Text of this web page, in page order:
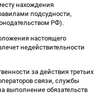
нахождения
подсудности,
РФ).
настоящего
недействительности
за действия третьих
связи, службы
выполнение обязательств